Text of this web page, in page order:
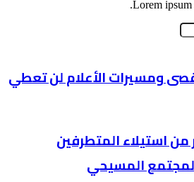
Lorem ipsum
ومسيرات الأعلام لن تعطي
من استيلاء المتطرفين
المسيحي